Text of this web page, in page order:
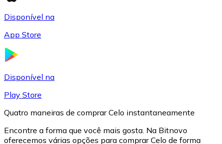
Disponível na
App Store
Disponível na
Play Store
Quatro maneiras de comprar Celo instantaneamente
Encontre a forma que você mais gosta. Na Bitnovo
oferecemos várias opções para comprar Celo de forma